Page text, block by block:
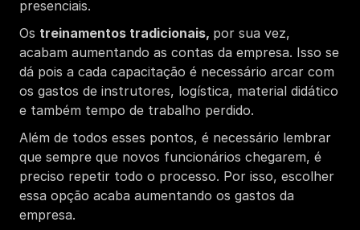
presenciais.
Os treinamentos tradicionais, por sua vez,
acabam aumentando as contas da empresa. Isso se
dá pois a cada capacitação é necessário arcar com
os gastos de instrutores, logística, material didático
e também tempo de trabalho perdido.
Além de todos esses pontos, é necessário lembrar
que sempre que novos funcionários chegarem, é
preciso repetir todo o processo. Por isso, escolher
essa opção acaba aumentando os gastos da
empresa.